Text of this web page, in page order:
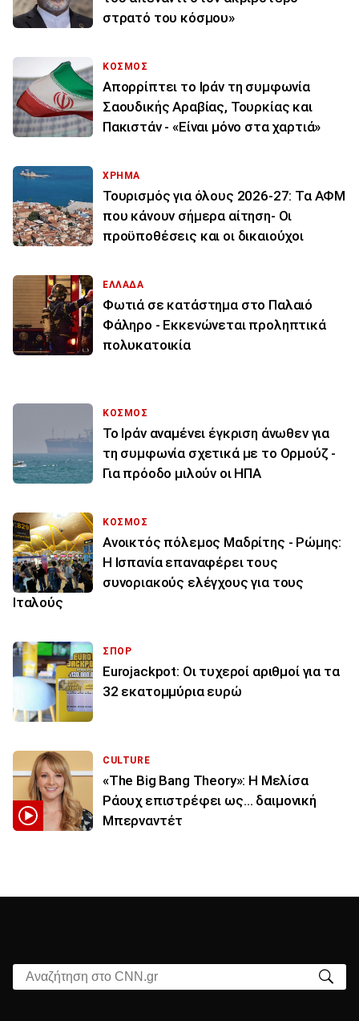
στρατό του κόσμου»
ΚΟΣΜΟΣ
Απορρίπτει το Ιράν τη συμφωνία
Σαουδικής Αραβίας, Τουρκίας και
Πακιστάν - «Είναι μόνο στα χαρτιά»
ΧΡΗΜΑ
Τουρισμός για όλους 2026-27: Τα ΑΦΜ
που κάνουν σήμερα αίτηση- Οι
προϋποθέσεις και οι δικαιούχοι
ΕΛΛΑΔΑ
Φωτιά σε κατάστημα στο Παλαιό
Φάληρο - Εκκενώνεται προληπτικά
πολυκατοικία
ΚΟΣΜΟΣ
Το Ιράν αναμένει έγκριση άνωθεν για
τη συμφωνία σχετικά με το Ορμούζ -
Για πρόοδο μιλούν οι ΗΠΑ
ΚΟΣΜΟΣ
Ανοικτός πόλεμος Μαδρίτης - Ρώμης:
Η Ισπανία επαναφέρει τους
συνοριακούς ελέγχους για τους
Ιταλούς
ΣΠΟΡ
Eurojackpot: Οι τυχεροί αριθμοί για τα
32 εκατoμμύρια ευρώ
CULTURE
«The Big Bang Theory»: Η Μελίσα
Ράουχ επιστρέφει ως… δαιμονική
Μπερναντέτ
Αναζήτηση στο CNN.gr